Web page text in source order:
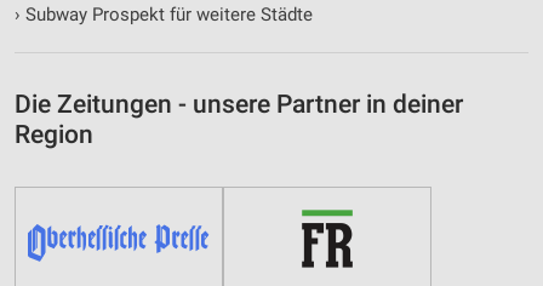
› Subway Prospekt für weitere Städte
Die Zeitungen - unsere Partner in deiner
Region